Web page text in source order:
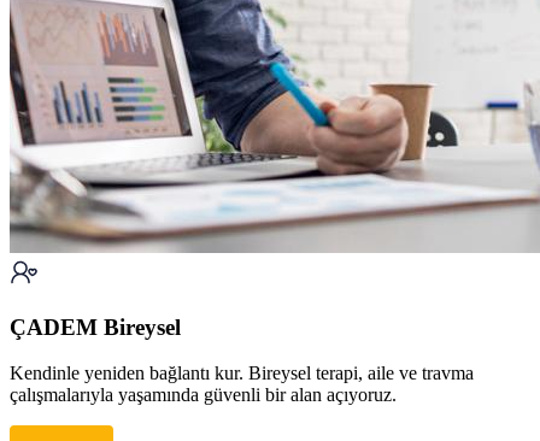
ÇADEM Bireysel
Kendinle yeniden bağlantı kur. Bireysel terapi, aile ve travma
çalışmalarıyla yaşamında güvenli bir alan açıyoruz.